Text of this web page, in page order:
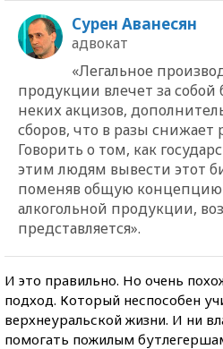
Сурен Аванесян
адвокат
«Легальное
продукции влечет за собой
неких акцизов,
сборов, что в разы снижает
Говорить о том, как
этим людям вывести этот
поменяв общую концепцию
алкогольной продукции,
представляется».
И это правильно. Но очень
подход. Который неспособен
верхнеуральской жизни. И ни
помогать пожилым